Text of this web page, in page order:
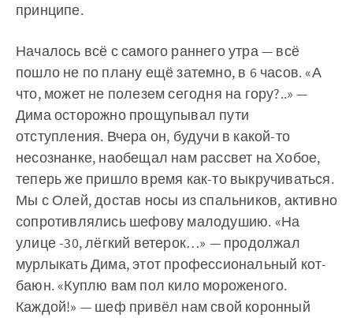
принципе.
Началось всё с самого раннего утра — всё
пошло не по плану ещё затемно, в 6 часов. «А
что, может не полезем сегодня на гору?..» —
Дима осторожно прощупывал пути
отступления. Вчера он, будучи в какой-то
несознанке, наобещал нам рассвет на Хобое,
теперь же пришло время как-то выкручиваться.
Мы с Олей, достав носы из спальников, активно
сопротивлялись шефову малодушию. «На
улице -30, лёгкий ветерок…» — продолжал
мурлыкать Дима, этот профессиональный кот-
баюн. «Куплю вам пол кило мороженого.
Каждой!» — шеф привёл нам свой коронный